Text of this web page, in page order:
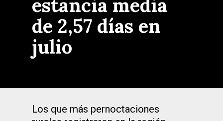
estancia media
de 2,57 días en
julio
Los que más pernoctaciones